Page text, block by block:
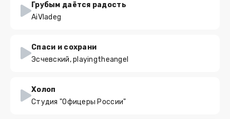
Грубым даётся радость
AiVladeg
Спаси и сохрани
Эсчевский, playingtheangel
Холоп
Студия "Офицеры России"